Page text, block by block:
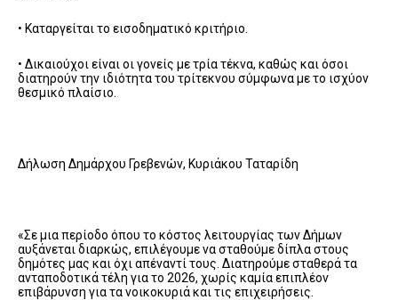
• Καταργείται το εισοδηματικό κριτήριο.
• Δικαιούχοι είναι οι γονείς με τρία τέκνα, καθώς και όσοι
διατηρούν την ιδιότητα του τρίτεκνου σύμφωνα με το ισχύον
θεσμικό πλαίσιο.
Δήλωση Δημάρχου Γρεβενών, Κυριάκου Ταταρίδη
«Σε μια περίοδο όπου το κόστος λειτουργίας των Δήμων
αυξάνεται διαρκώς, επιλέγουμε να σταθούμε δίπλα στους
δημότες μας και όχι απέναντί τους. Διατηρούμε σταθερά τα
ανταποδοτικά τέλη για το 2026, χωρίς καμία επιπλέον
επιβάρυνση για τα νοικοκυριά και τις επιχειρήσεις.